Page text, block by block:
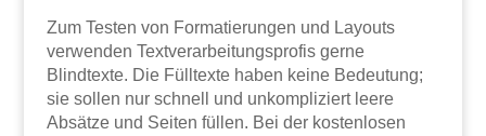
Zum Testen von Formatierungen und Layouts
verwenden Textverarbeitungsprofis gerne
Blindtexte. Die Fülltexte haben keine Bedeutung;
sie sollen nur schnell und unkompliziert leere
Absätze und Seiten füllen. Bei der kostenlosen